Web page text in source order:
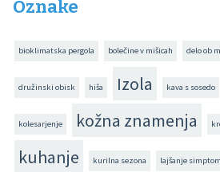
Oznake
bioklimatska pergola bolečine v mišicah delo ob
družinski obisk hiša Izola kava s sosedo
kolesarjenje kožna znamenja
kuhanje kurilna sezona lajšanje